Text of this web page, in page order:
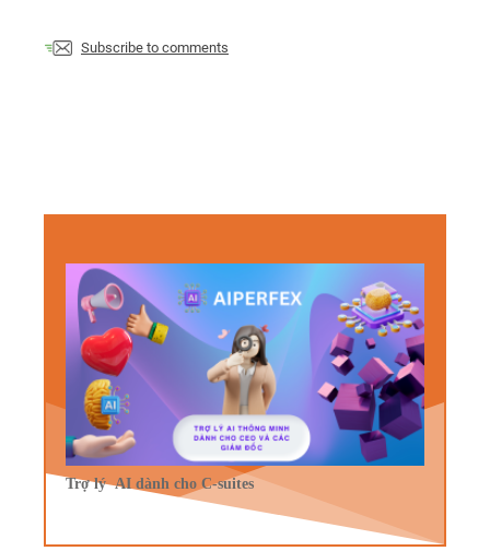
Subscribe to comments
Trợ lý AI dành cho C-suites